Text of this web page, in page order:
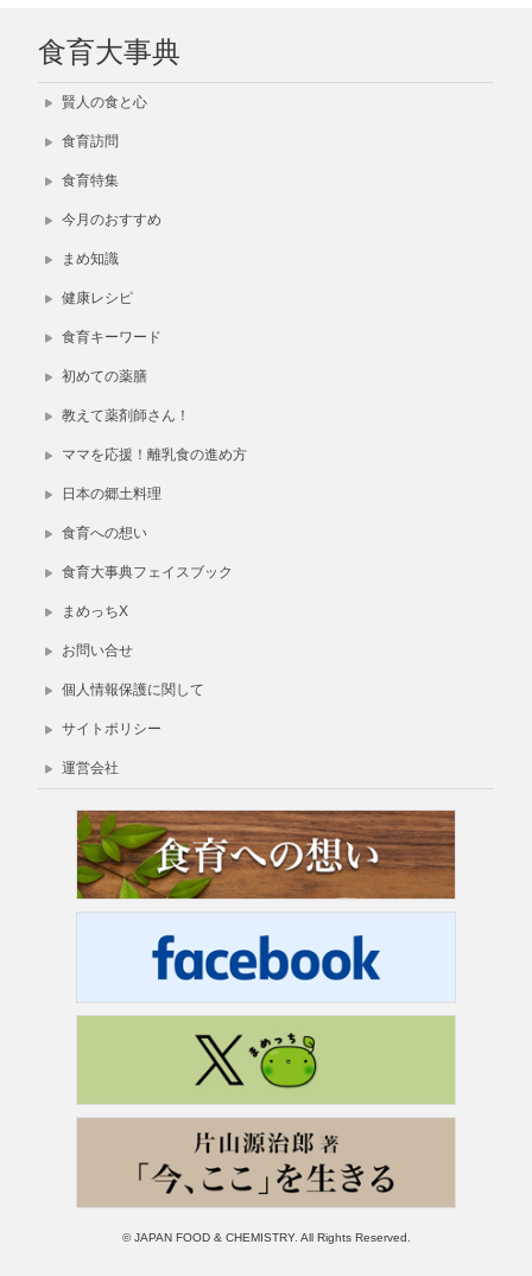
食育大事典
賢人の食と心
食育訪問
食育特集
今月のおすすめ
まめ知識
健康レシピ
食育キーワード
初めての薬膳
教えて薬剤師さん！
ママを応援！離乳食の進め方
日本の郷土料理
食育への想い
食育大事典フェイスブック
まめっちX
お問い合せ
個人情報保護に関して
サイトポリシー
運営会社
© JAPAN FOOD & CHEMISTRY. All Rights Reserved.